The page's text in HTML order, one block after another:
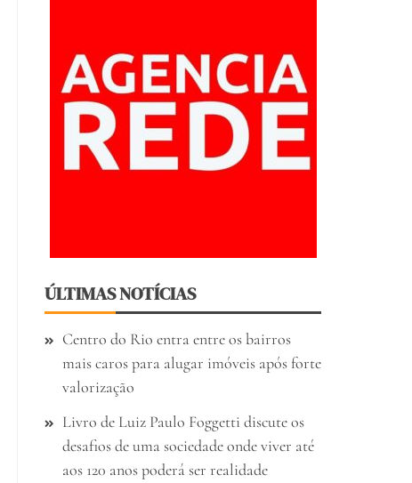
ÚLTIMAS NOTÍCIAS
Centro do Rio entra entre os bairros
mais caros para alugar imóveis após forte
valorização
Livro de Luiz Paulo Foggetti discute os
desafios de uma sociedade onde viver até
aos 120 anos poderá ser realidade